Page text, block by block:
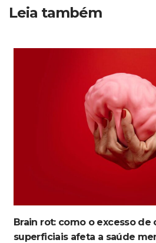
Leia também
Brain rot: como o excesso de
superficiais afeta a saúde